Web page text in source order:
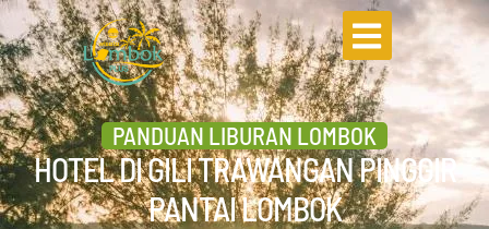
PANDUAN LIBURAN LOMBOK
HOTEL DI GILI TRAWANGAN PINGGIR
PANTAI LOMBOK